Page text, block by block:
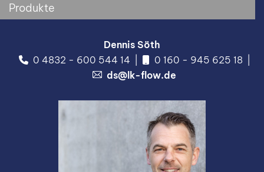
Produkte
Dennis Söth
0 4832 - 600 544 14
0 160 - 945 625 18
ds@lk-flow.de